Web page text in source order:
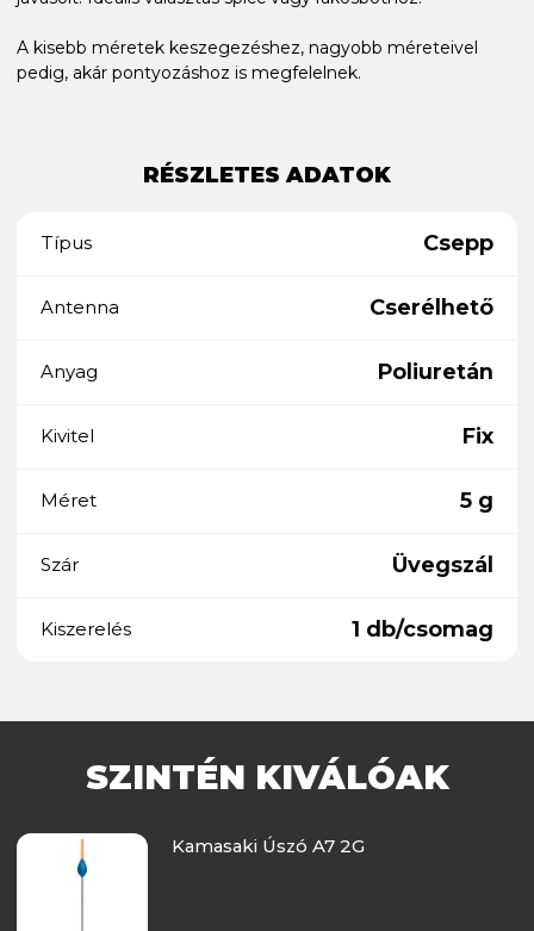
A kisebb méretek keszegezéshez, nagyobb méreteivel
pedig, akár pontyozáshoz is megfelelnek.
RÉSZLETES ADATOK
Típus Csepp
Antenna Cserélhető
Anyag Poliuretán
Kivitel Fix
Méret 5 g
Szár Üvegszál
Kiszerelés 1 db/csomag
SZINTÉN KIVÁLÓAK
Kamasaki Úszó A7 2G